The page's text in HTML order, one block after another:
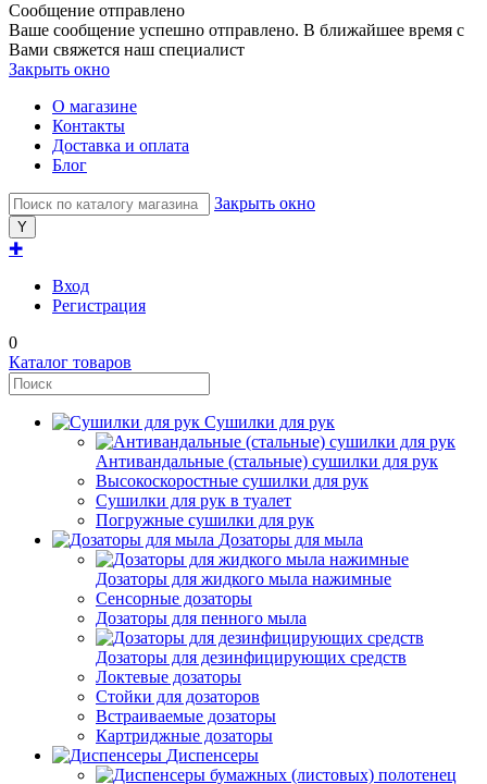
Сообщение отправлено
Ваше сообщение успешно отправлено. В ближайшее время с
Вами свяжется наш специалист
Закрыть окно
О магазине
Контакты
Доставка и оплата
Блог
Закрыть окно
✚
Вход
Регистрация
0
Каталог товаров
Сушилки для рук
Антивандальные (стальные) сушилки для рук
Высокоскоростные сушилки для рук
Сушилки для рук в туалет
Погружные сушилки для рук
Дозаторы для мыла
Дозаторы для жидкого мыла нажимные
Сенсорные дозаторы
Дозаторы для пенного мыла
Дозаторы для дезинфицирующих средств
Локтевые дозаторы
Стойки для дозаторов
Встраиваемые дозаторы
Картриджные дозаторы
Диспенсеры